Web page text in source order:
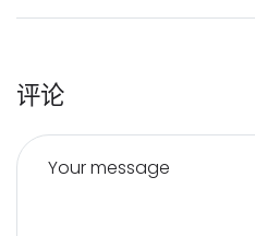
评论
Your message